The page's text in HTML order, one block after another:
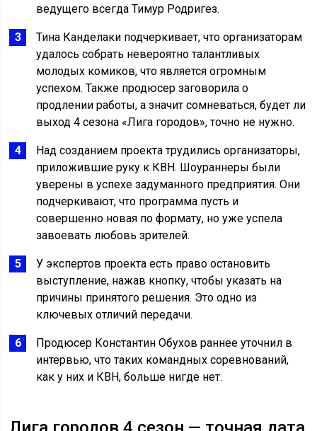
ведущего всегда Тимур Родригез.
Тина Канделаки подчеркивает, что организаторам
удалось собрать невероятно талантливых
молодых комиков, что является огромным
успехом. Также продюсер заговорила о
продлении работы, а значит сомневаться, будет ли
выход 4 сезона «Лига городов», точно не нужно.
Над созданием проекта трудились организаторы,
приложившие руку к КВН. Шоураннеры были
уверены в успехе задуманного предприятия. Они
подчеркивают, что программа пусть и
совершенно новая по формату, но уже успела
завоевать любовь зрителей.
У экспертов проекта есть право остановить
выступление, нажав кнопку, чтобы указать на
причины принятого решения. Это одно из
ключевых отличий передачи.
Продюсер Константин Обухов раннее уточнил в
интервью, что таких командных соревнований,
как у них и КВН, больше нигде нет.